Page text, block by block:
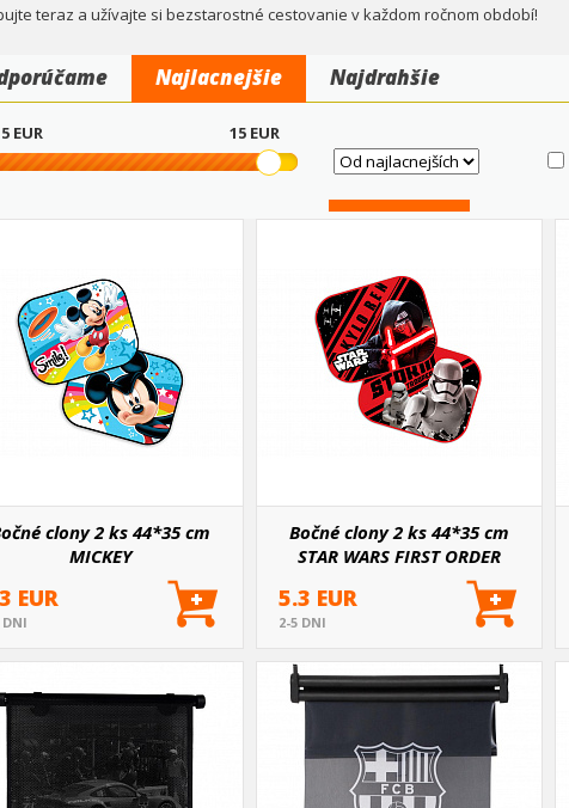
teraz a užívajte si bezstarostné cestovanie v každom ročnom období!
Najlacnejšie Najdrahšie
5 EUR 15 EUR
clony 2 ks 44*35 cm
MICKEY
EUR
DNI
Bočné clony 2 ks 44*35 cm
STAR WARS FIRST ORDER
5.3 EUR
2-5 DNI